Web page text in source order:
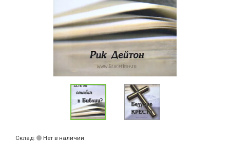
Склад: Нет в наличии